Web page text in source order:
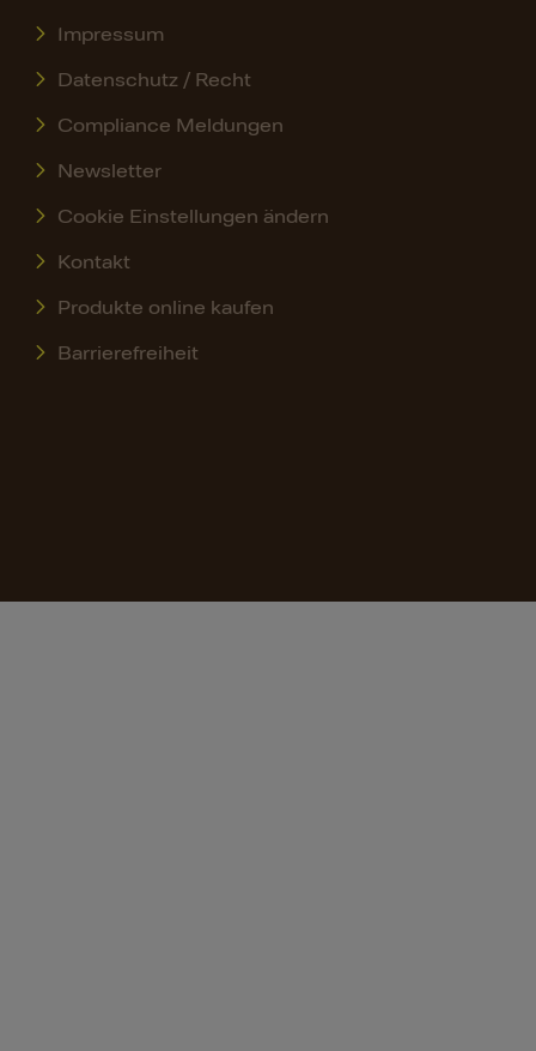
Impressum
Datenschutz / Recht
Compliance Meldungen
Newsletter
Cookie Einstellungen ändern
Kontakt
Produkte online kaufen
Barrierefreiheit